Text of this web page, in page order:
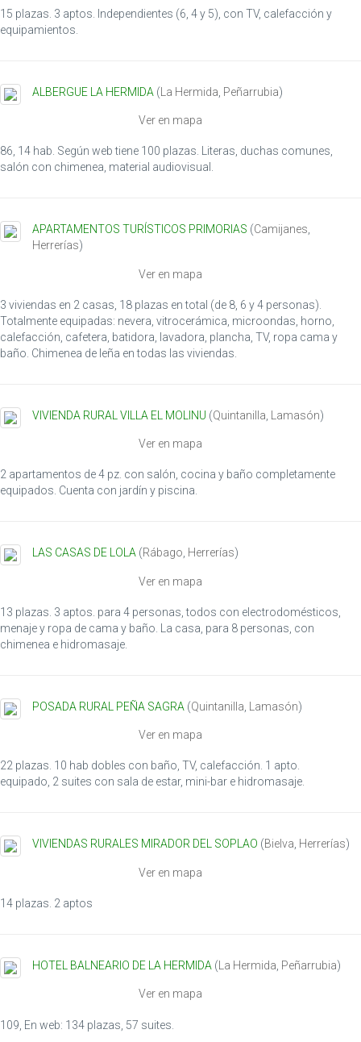
15 plazas. 3 aptos. Independientes (6, 4 y 5), con TV, calefacción y
equipamientos.
ALBERGUE LA HERMIDA (La Hermida Peñarrubia)
Ver en mapa
86, 14 hab. Según web tiene 100 plazas. Literas, duchas comunes,
salón con chimenea, material audiovisual.
APARTAMENTOS TURÍSTICOS PRIMORIAS (Camijanes
Herrerías)
Ver en mapa
3 viviendas en 2 casas, 18 plazas en total (de 8, 6 y 4 personas).
Totalmente equipadas: nevera, vitrocerámica, microondas, horno,
calefacción, cafetera, batidora, lavadora, plancha, TV, ropa cama y
baño. Chimenea de leña en todas las viviendas.
VIVIENDA RURAL VILLA EL MOLINU (Quintanilla Lamasón)
Ver en mapa
2 apartamentos de 4 pz. con salón, cocina y baño completamente
equipados. Cuenta con jardín y piscina.
LAS CASAS DE LOLA (Rábago, Herrerías)
Ver en mapa
13 plazas. 3 aptos. para 4 personas, todos con electrodomésticos,
menaje y ropa de cama y baño. La casa, para 8 personas, con
chimenea e hidromasaje.
POSADA RURAL PEÑA SAGRA (Quintanilla Lamasón)
Ver en mapa
22 plazas. 10 hab dobles con baño, TV, calefacción. 1 apto.
equipado, 2 suites con sala de estar, mini-bar e hidromasaje.
VIVIENDAS RURALES MIRADOR DEL SOPLAO (Bielva, Herrerías)
Ver en mapa
14 plazas. 2 aptos
HOTEL BALNEARIO DE LA HERMIDA ( La Hermida Peñarrubia)
Ver en mapa
109, En web: 134 plazas, 57 suites.